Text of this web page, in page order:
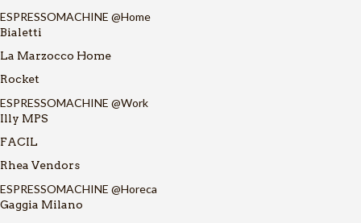
ESPRESSOMACHINE @Home
Bialetti
La Marzocco Home
Rocket
ESPRESSOMACHINE @Work
Illy MPS
FACIL
Rhea Vendors
ESPRESSOMACHINE @Horeca
Gaggia Milano